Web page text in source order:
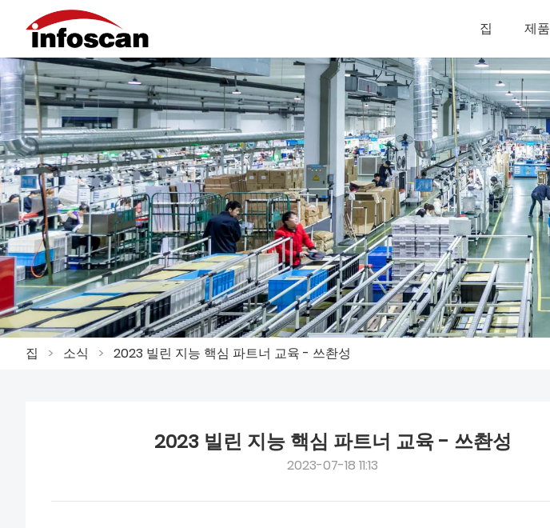
집 제품
집 > 소식 > 2023 빌린 지능 핵심 파트너 교육 - 쓰촨성
2023 빌린 지능 핵심 파트너 교육 - 쓰촨성
2023-07-18 11:13